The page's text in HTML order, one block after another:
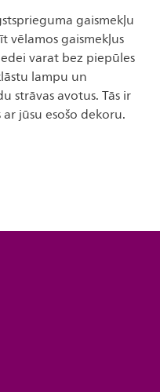
gaismekļu
vēlamos gaismekļus
varat bez piepūles
lampu un
strāvas avotus. Tās ir
jūsu esošo dekoru.